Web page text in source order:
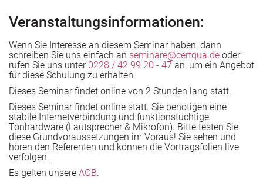
Bildungsorganisation den Bereich Qualitätsmanagement
/ Akkreditierung und war
zusätzlich verantwortlich für die Themen
Risikomanagement und Datenschutz sowie
Institutionelle Akkreditierung der dazugehörigen
Technischen Hochschule.
Herr Dr. Weiland ist ausgebildeter Auditor Qualität und
Umwelt sowie EOQ Quality
Auditor und EOQ Environmental Systems Auditor.
Herr Dr. Weiland hat Lehraufträge von der TU Berlin, der
Berufsakademie Berlin und der Bergschule Bochum
erhalten. Seit dem Sommer Semester 2008 bis zum
Winter Semester 2022/2023 nahm er einen Lehrauftrag
an der Technischen Hochschule Georg Agricola zu
Bochum mit der Vorlesung „Qualitätsmangement“
im berufsbegleitenden Masterstudiengang
„Betriebssicherheitsmanagement (BSM)“ wahr. Ferner hat
Veranstaltungsinformationen:
Wenn Sie Interesse an diesem Seminar haben, dann
schreiben Sie uns einfach an seminare@certqua.de oder
rufen Sie uns unter 0228 / 42 99 20 - 47 an, um ein Angebot
für diese Schulung zu erhalten.
Dieses Seminar findet online von 2 Stunden lang statt.
Dieses Seminar findet online statt. Sie benötigen eine
stabile Internetverbindung und funktionstüchtige
Tonhardware (Lautsprecher & Mikrofon). Bitte testen Sie
diese Grundvoraussetzungen im Voraus! Sie sehen und
hören den Referenten und können die Vortragsfolien live
verfolgen.
Es gelten unsere AGB.